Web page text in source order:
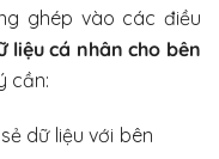
ghép vào các điều
liệu cá nhân cho bên
cần:
dữ liệu với bên